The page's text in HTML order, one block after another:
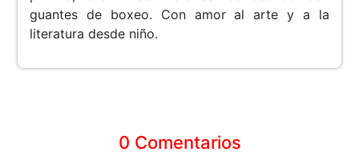
guantes de boxeo. Con amor al arte y a la
literatura desde niño.
0 Comentarios